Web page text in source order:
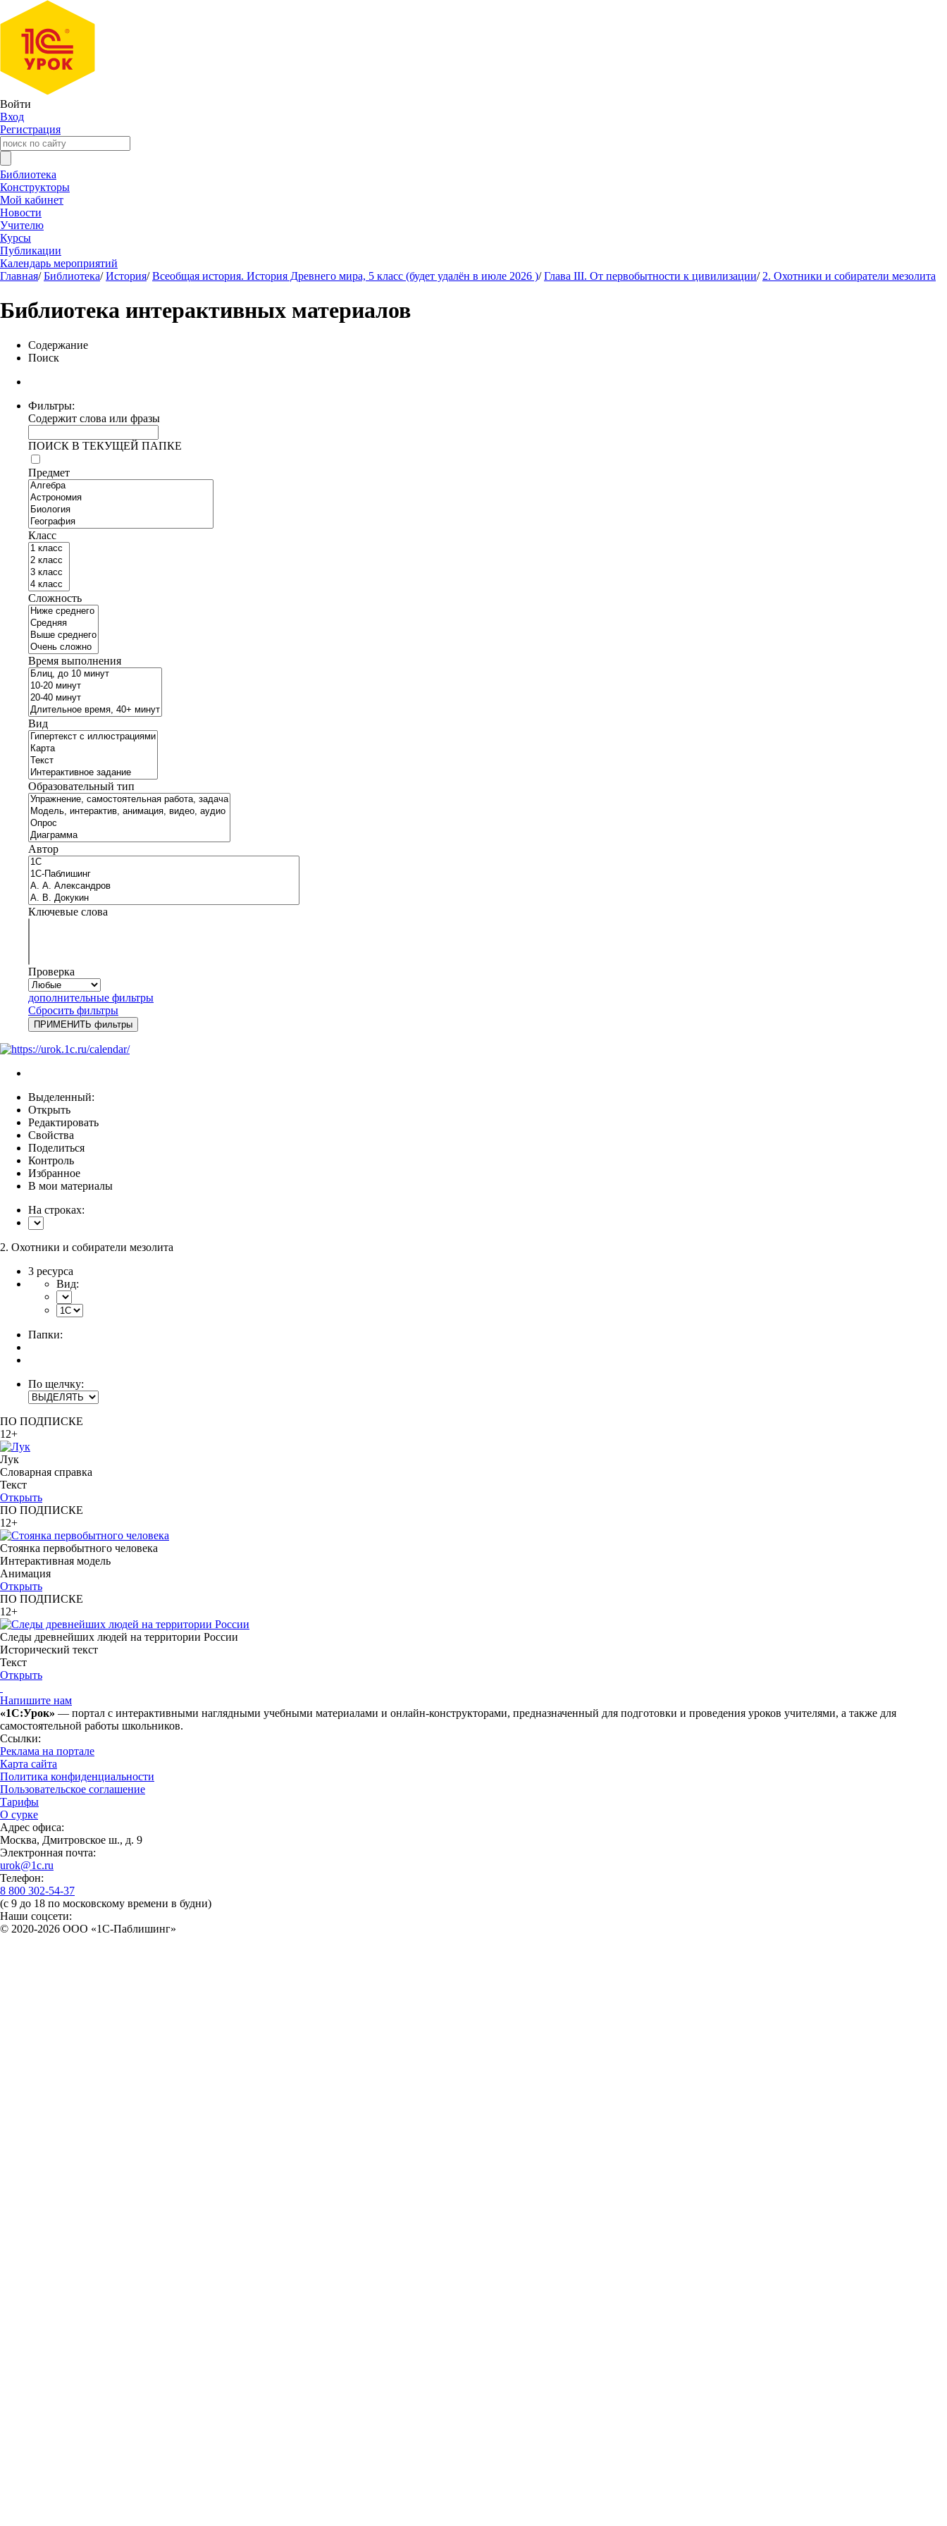
Войти
Вход
Регистрация
Библиотека
Конструкторы
Мой кабинет
Новости
Учителю
Курсы
Публикации
Календарь мероприятий
Главная/ Библиотека/ История/ Всеобщая история. История Древнего мира, 5 класс (будет удалён в июле 2026 )/ Глава III. От первобытности к цивилизации/ 2. Охотники и собиратели мезолита
Библиотека интерактивных материалов
Содержание
Поиск
Фильтры:
Содержит слова или фразы
ПОИСК В ТЕКУЩЕЙ ПАПКЕ
Предмет
Класс
Сложность
Время выполнения
Вид
Образовательный тип
Автор
Ключевые слова
Проверка
дополнительные фильтры
Сбросить фильтры
Выделенный:
Открыть
Редактировать
Свойства
Поделиться
Контроль
Избранное
В мои материалы
На строках:
2. Охотники и собиратели мезолита
3 ресурса
Вид:
Папки:
По щелчку:
ПО ПОДПИСКЕ
12+
Лук
Словарная справка
Текст
Открыть
ПО ПОДПИСКЕ
12+
Стоянка первобытного человека
Интерактивная модель
Анимация
Открыть
ПО ПОДПИСКЕ
12+
Следы древнейших людей на территории России
Исторический текст
Текст
Открыть
Напишите нам
«1С:Урок» — портал с интерактивными наглядными учебными материалами и онлайн-конструкторами, предназначенный для подготовки и проведения уроков учителями, а также для
самостоятельной работы школьников.
Ссылки:
Реклама на портале
Карта сайта
Политика конфиденциальности
Пользовательское соглашение
Тарифы
О сурке
Адрес офиса:
Москва, Дмитровское ш., д. 9
Электронная почта:
urok@1c.ru
Телефон:
8 800 302-54-37
(с 9 до 18 по московскому времени в будни)
Наши соцсети:
© 2020-2026 OOO «1С-Паблишинг»